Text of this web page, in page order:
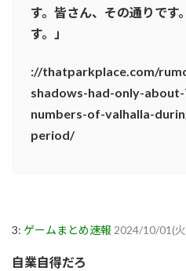
す。皆さん、その通りです
す。」
://thatparkplace.com/
shadows-had-only-
numbers-of-valhalla-
period/
3: ゲームまとめ速報 2024/10/01(
自業自得だろ